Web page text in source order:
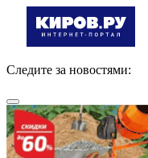
Следите за новостями: